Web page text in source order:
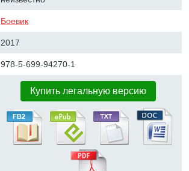
Боевик
2017
978-5-699-94270-1
Купить легальную версию